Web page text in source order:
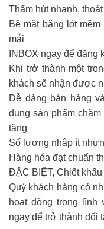
Thấm hút nhanh,
Bề mặt băng lót
mái
INBOX ngay để đăng
Khi trở thành một
khách sẽ nhận được
Dễ dàng bán hàng
dụng sản phẩm
tăng
Số lượng nhập ít
Hàng hóa đạt chuẩn
ĐẶC BIỆT, Chiết
Quý khách hàng có
hoạt động trong lĩnh
ngay để trở thành đối